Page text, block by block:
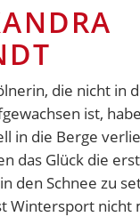
die nicht in
ist,
in die Berge
das Glück die
den Schnee zu
Wintersport nicht